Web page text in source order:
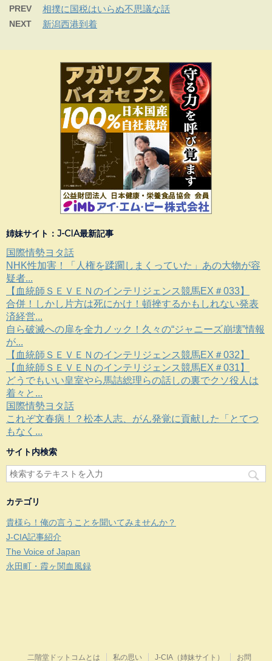
PREV 相撲に国税はいらぬ不思議な話
NEXT 新潟西港到着
姉妹サイト：J-CIA最新記事
国際情勢ヨタ話
NHK性加害！「人権を蹂躙しまくっていた」あの大物が容
疑者...
【血統師ＳＥＶＥＮのインテリジェンス競馬EX＃033】
合併！しかし片方は死にかけ！頓挫するかもしれない発表
済経営...
自ら破滅への扉を全力ノック！久々の“ジャニーズ崩壊”情報
が...
【血統師ＳＥＶＥＮのインテリジェンス競馬EX＃032】
【血統師ＳＥＶＥＮのインテリジェンス競馬EX＃031】
どうでもいい皇室やら馬詰総理らの話しの裏でクソ役人は
着々と...
国際情勢ヨタ話
これぞ文春病！？松本人志、がん発覚に貢献した「とてつ
もなく...
サイト内検索
カテゴリ
貴様ら！俺の言うことを聞いてみませんか？
J-CIA記事紹介
The Voice of Japan
永田町・霞ヶ関血風録